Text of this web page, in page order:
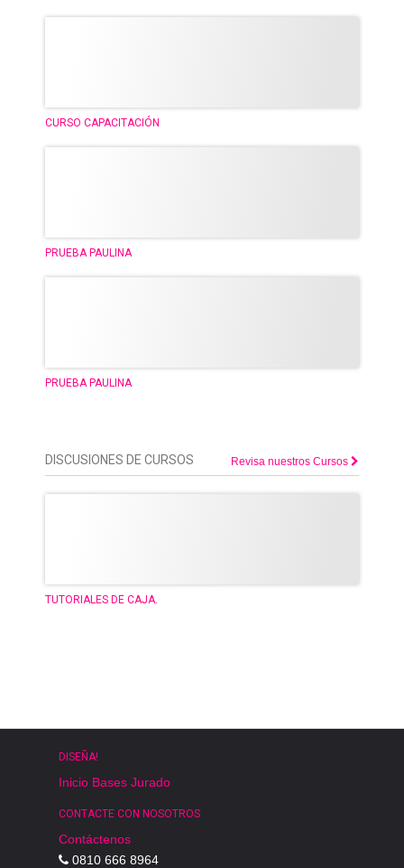
CURSO CAPACITACIÓN
PRUEBA PAULINA
PRUEBA PAULINA
DISCUSIONES DE CURSOS Revisa nuestros Cursos
TUTORIALES DE CAJA.
DISEÑA!
Inicio Bases Jurado
CONTACTE CON NOSOTROS
Contáctenos
0810 666 8964